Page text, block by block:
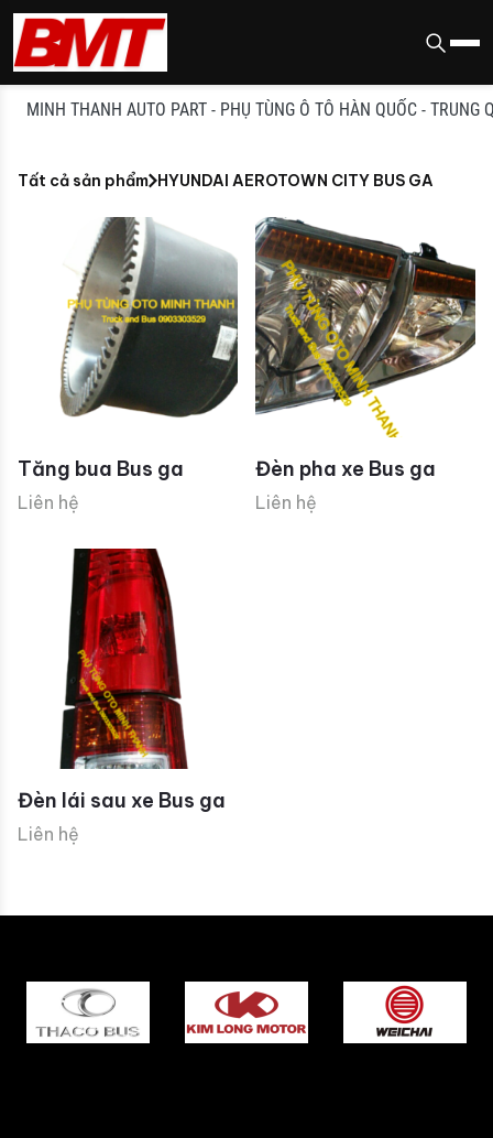
MINH THANH AUTO PART - PHỤ TÙNG Ô TÔ HÀN QUỐC - TRUNG
Tất cả sản phẩm HYUNDAI AEROTOWN CITY BUS GA
Tăng bua Bus ga
Liên hệ
Đèn pha xe Bus ga
Liên hệ
Đèn lái sau xe Bus ga
Liên hệ